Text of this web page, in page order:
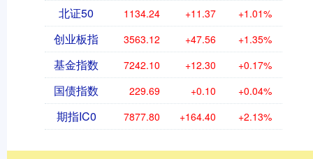
北证50 1134.24 +11.37 +1.01%
创业板指 3563.12 +47.56 +1.35%
基金指数 7242.10 +12.30 +0.17%
国债指数 229.69 +0.10 +0.04%
期指IC0 7877.80 +164.40 +2.13%